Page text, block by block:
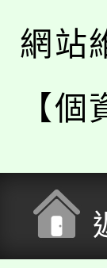
網站
【個